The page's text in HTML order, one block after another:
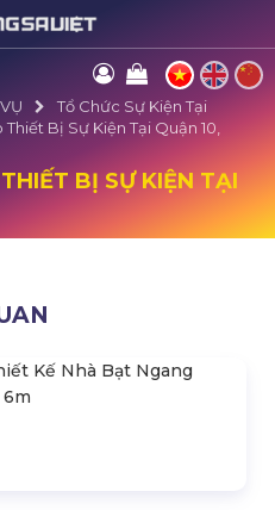
Tổ Chức Sự Kiện Tại
Bị Sự Kiện Tại Quận 10,
BỊ SỰ KIỆN TẠI
Kế Nhà Bạt Ngang